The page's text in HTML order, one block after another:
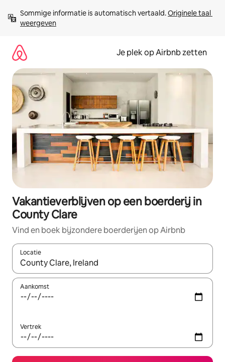
direct
naar
Sommige informatie is automatisch vertaald. Originele taal
weergeven
Je plek op Airbnb zetten
Vakantieverblijven op een boerderij in
County Clare
Vind en boek bijzondere boerderijen op Airbnb
Locatie
Wanneer er resultaten beschikbaar zijn, maak je een keuze
Aankomst
Vertrek